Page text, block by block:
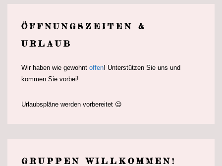
ÖFFNUNGSZEITEN &
URLAUB
Wir haben wie gewohnt offen! Unterstützen Sie uns und
kommen Sie vorbei!
Urlaubspläne werden vorbereitet 😉
GRUPPEN WILLKOMMEN!